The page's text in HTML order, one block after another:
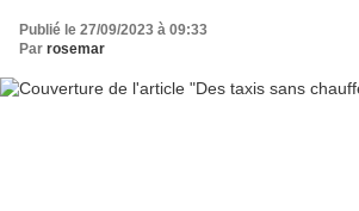
Publié le 27/09/2023 à 09:33
Par rosemar